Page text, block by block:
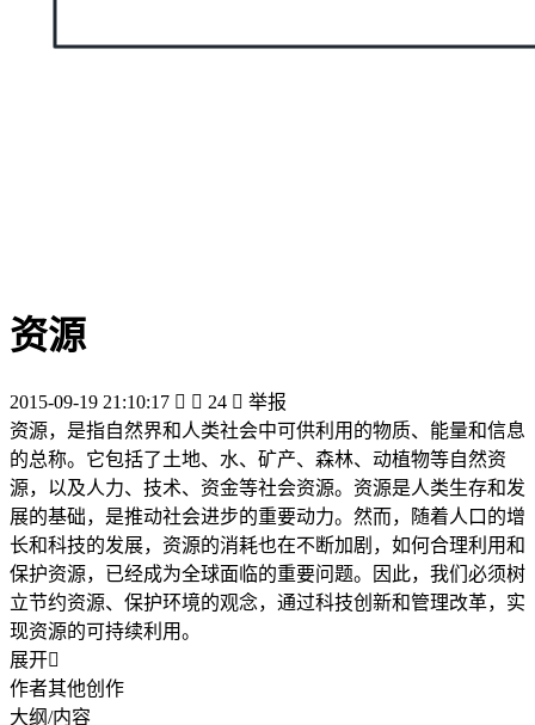
资源
2015-09-19 21:10:17   24  举报
资源，是指自然界和人类社会中可供利用的物质、能量和信息
的总称。它包括了土地、水、矿产、森林、动植物等自然资
源，以及人力、技术、资金等社会资源。资源是人类生存和发
展的基础，是推动社会进步的重要动力。然而，随着人口的增
长和科技的发展，资源的消耗也在不断加剧，如何合理利用和
保护资源，已经成为全球面临的重要问题。因此，我们必须树
立节约资源、保护环境的观念，通过科技创新和管理改革，实
现资源的可持续利用。
展开
作者其他创作
大纲/内容